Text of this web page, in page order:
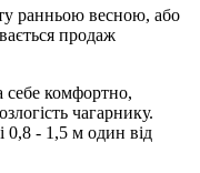
ранньою весною, або
продаж
себе комфортно,
чагарнику.
0,8 - 1,5 м один від